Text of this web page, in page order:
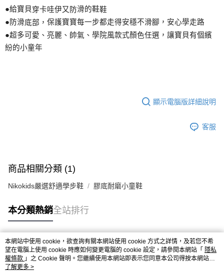
●給寶貝 穿卡哇伊又防滑的鞋鞋
●防滑底部， 保護寶寶每一步都走得安穩不滑腳 ，安心學走路
●超多可愛、亮麗、帥氣、學院風款式顏色任選，讓寶貝有個繽
紛的小童年
顯示電腦版詳細說明
客服
商品相關分類 (1)
Nikokids嚴選舒適學步鞋 膠底耐磨小童鞋
本分類熱銷全站排行
熱門標籤
本網站中使用 cookie，欲查詢有關本網站使用 cookie 方式之詳情，及若您不希
望在電腦上使用 cookie 時應如何變更電腦的 cookie 設定，請參閱本網站「 隱私
權條款 」之 Cookie 聲明。您繼續使用本網站即表示您同意本公司得按本網站使
用條款之 Cookie 聲明使用 cookie。
了解更多 >